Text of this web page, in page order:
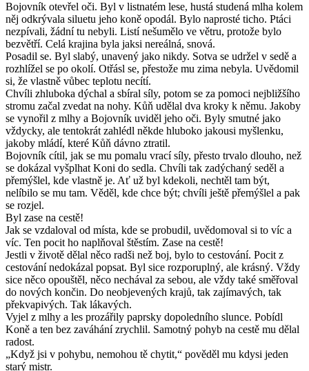
Bojovník otevřel oči. Byl v listnatém lese, hustá studená mlha kolem
něj odkrývala siluetu jeho koně opodál. Bylo naprosté ticho. Ptáci
nezpívali, žádní tu nebyli. Listí nešumělo ve větru, protože bylo
bezvětří. Celá krajina byla jaksi nereálná, snová.
Posadil se. Byl slabý, unavený jako nikdy. Sotva se udržel v sedě a
rozhlížel se po okolí. Otřásl se, přestože mu zima nebyla. Uvědomil
si, že vlastně vůbec teplotu necítí.
Chvíli zhluboka dýchal a sbíral síly, potom se za pomoci nejbližšího
stromu začal zvedat na nohy. Kůň udělal dva kroky k němu. Jakoby
se vynořil z mlhy a Bojovník uviděl jeho oči. Byly smutné jako
vždycky, ale tentokrát zahlédl někde hluboko jakousi myšlenku,
jakoby mládí, které Kůň dávno ztratil.
Bojovník cítil, jak se mu pomalu vrací síly, přesto trvalo dlouho, než
se dokázal vyšplhat Koni do sedla. Chvíli tak zadýchaný seděl a
přemýšlel, kde vlastně je. Ať už byl kdekoli, nechtěl tam být,
nelíbilo se mu tam. Věděl, kde chce být; chvíli ještě přemýšlel a pak
se rozjel.
Byl zase na cestě!
Jak se vzdaloval od místa, kde se probudil, uvědomoval si to víc a
víc. Ten pocit ho naplňoval štěstím. Zase na cestě!
Jestli v životě dělal něco radši než boj, bylo to cestování. Pocit z
cestování nedokázal popsat. Byl sice rozporuplný, ale krásný. Vždy
sice něco opouštěl, něco nechával za sebou, ale vždy také směřoval
do nových končin. Do neobjevených krajů, tak zajímavých, tak
překvapivých. Tak lákavých.
Vyjel z mlhy a les prozářily paprsky dopoledního slunce. Pobídl
Koně a ten bez zaváhání zrychlil. Samotný pohyb na cestě mu dělal
radost.
„Když jsi v pohybu, nemohou tě chytit,“ pověděl mu kdysi jeden
starý mistr.